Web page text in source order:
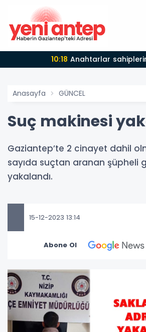
10:18 Anahtarlar
Anasayfa GÜNCEL
Suç makinesi
Gaziantep’te 2 cinayet dahil
sayıda suçtan aranan şüpheli
yakalandı.
15-12-2023 13:14
Abone Ol